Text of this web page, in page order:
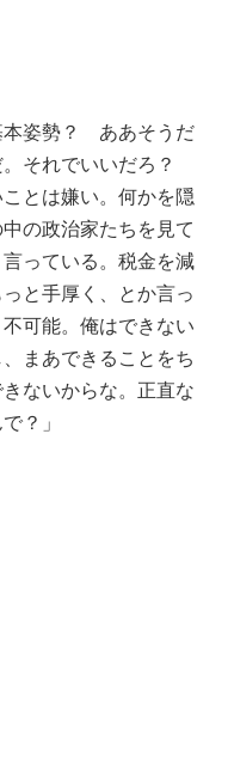
本姿勢？ ああそうだ
。それでいいだろ？
とは嫌い。何かを隠
の政治家たちを見て
っている。税金を減
と手厚く、とか言っ
可能。俺はできない
まあできることをち
ないからな。正直な
？」